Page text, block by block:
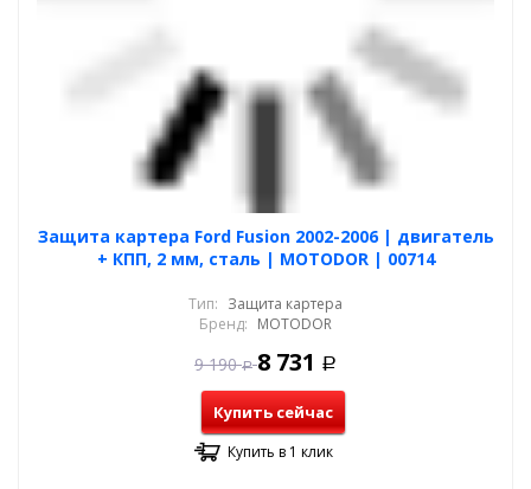
Защита картера Ford Fusion 2002-2006 | двигатель
+ КПП, 2 мм, сталь | MOTODOR | 00714
Тип: Защита картера
Бренд: MOTODOR
9 190 Р 8 731 Р
Купить сейчас
Купить в 1 клик